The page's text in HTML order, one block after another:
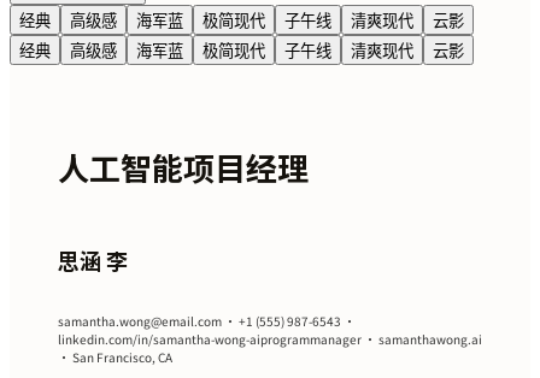
经典
高级感 海军蓝 极简现代 子午线 清爽现代
云影
经典
高级感 海军蓝 极简现代 子午线 清爽现代 云影
人工智能项目经理
思涵 李
samantha.wong@email.com • +1 (555) 987-6543 •
linkedin.com/in/samantha-wong-aiprogrammanager • samanthawong.ai
• San Francisco, CA